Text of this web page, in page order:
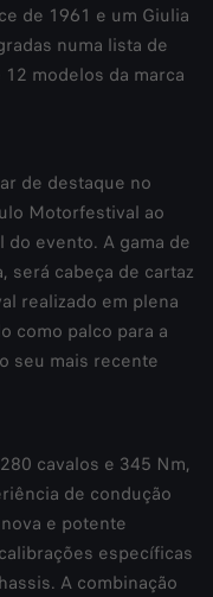
de 1961 e um Giulia
numa lista de
modelos da marca
de destaque no
Motorfestival ao
evento. A gama de
será cabeça de cartaz
realizado em plena
como palco para a
seu mais recente
cavalos e 345 Nm,
de condução
e potente
específicas
A combinação